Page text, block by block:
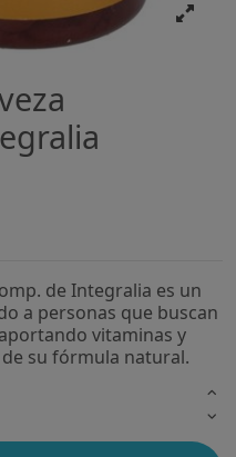
de Integralia es un
a personas que buscan
vitaminas y
su fórmula natural.